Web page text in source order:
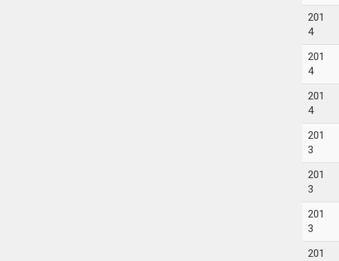
201
4
201
4
201
4
201
3
201
3
201
3
201